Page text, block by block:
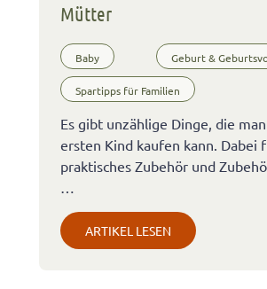
Mütter
Baby Geburt &
Spartipps für Familien
Es gibt unzählige Dinge, die
ersten Kind kaufen kann. Dabei
praktisches Zubehör und
ARTIKEL LESEN